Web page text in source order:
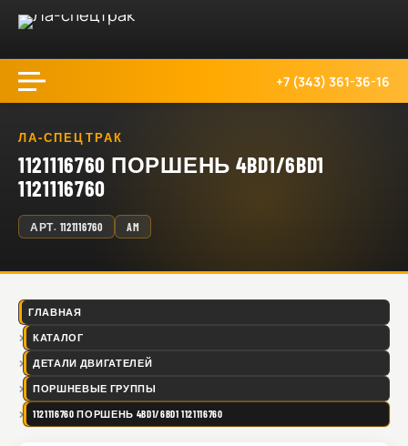
+7 (343) 361-36-16
ЛА-СПЕЦТРАК
1121116760 ПОРШЕНЬ 4BD1/6BD1
1121116760
АРТ. 1121116760 AM
ГЛАВНАЯ
КАТАЛОГ
ДЕТАЛИ ДВИГАТЕЛЕЙ
ПОРШНЕВЫЕ ГРУППЫ
1121116760 ПОРШЕНЬ 4BD1/6BD1 1121116760